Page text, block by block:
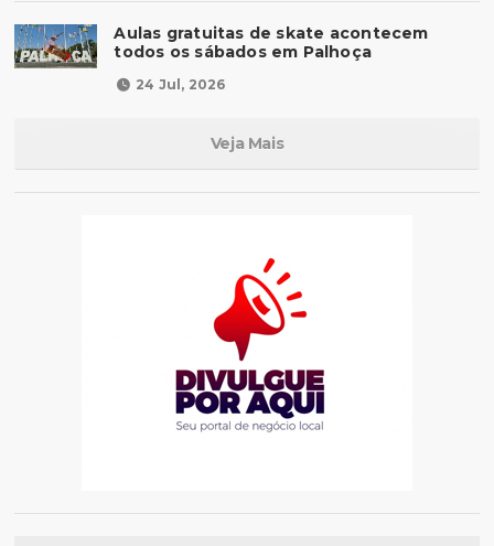
Aulas gratuitas de skate acontecem
todos os sábados em Palhoça
24 Jul, 2026
Veja Mais